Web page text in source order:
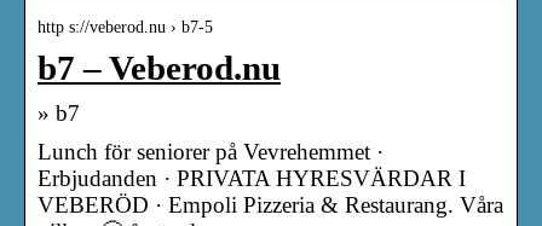
http s://veberod.nu › b7-5
b7 – Veberod.nu
» b7
Lunch för seniorer på Vevrehemmet ·
Erbjudanden · PRIVATA HYRESVÄRDAR I
VEBERÖD · Empoli Pizzeria & Restaurang. Våra